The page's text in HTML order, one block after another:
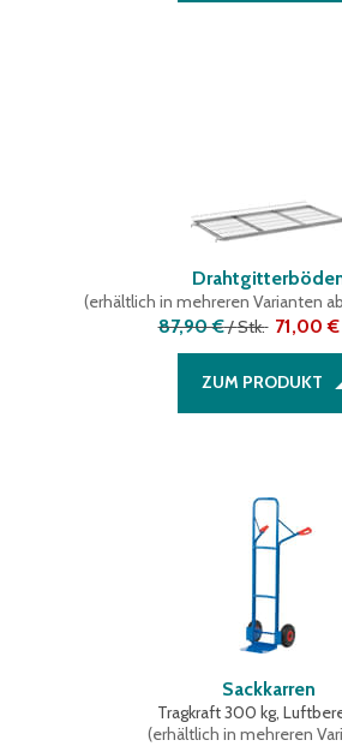
(erhältlich in mehreren Varianten ab
87,90 €/Stk. 71,00 €
ZUM PRODUKT
Sackkarren
Tragkraft 300 kg,
(erhältlich in mehreren